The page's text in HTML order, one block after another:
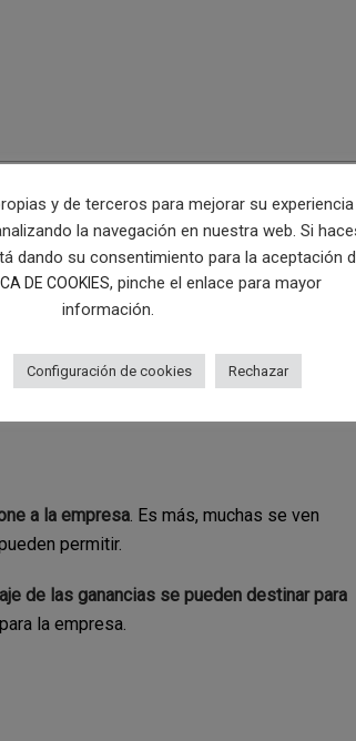
a poco. Algunas hacen cambios ligeros y
de la marca frente al público.
más relevante
a la empresa. Es más, muchas se ven
permitir.
de las ganancias se pueden destinar para
la empresa.
y de terceros para mejorar su
la navegación en nuestra web. Si
dando su consentimiento para la aceptación
DE COOKIES, pinche el enlace para mayor
información.
Configuración de cookies Rechazar